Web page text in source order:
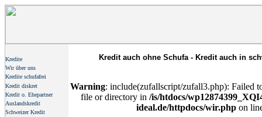
Kredite
Wir über uns
Kredite schufafrei
Kredit diskret
Kredit o. Ehepartner
Auslandskredit
Schweizer Kredit
Kredit auch ohne Schufa - Kredit auch in
Warning: include(zufallscript/zufall3.php): Failed
file or directory in /is/htdocs/
ideal.de/httpdocs/wir.php on